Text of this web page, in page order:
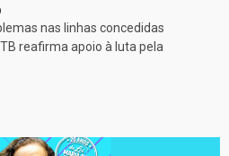
nas linhas concedidas
reafirma apoio à luta pela